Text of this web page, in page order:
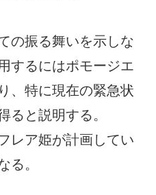
の振る舞いを示しな
するにはポモージエ
、特に現在の緊急状
ると説明する。
レア姫が計画してい
る。